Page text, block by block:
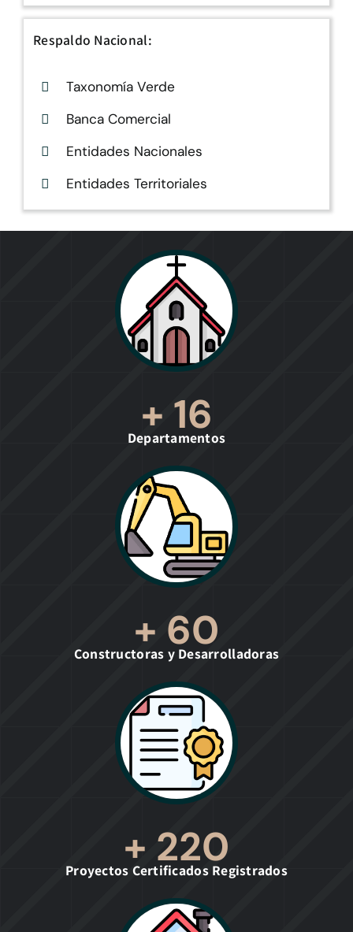
Respaldo Nacional:
Taxonomía Verde
Banca Comercial
Entidades Nacionales
Entidades Territoriales
+ 16
Departamentos
+ 60
Constructoras y Desarrolladoras
+ 220
Proyectos Certificados Registrados